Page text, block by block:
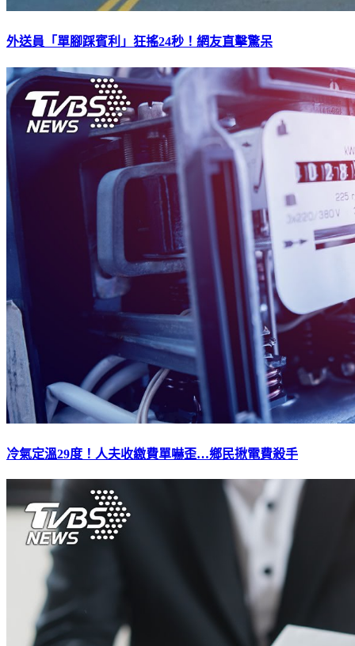
外送員「單腳踩賓利」狂搖24秒！網友直擊驚呆
冷氣定溫29度！人夫收繳費單嚇歪…鄉民揪電費殺手